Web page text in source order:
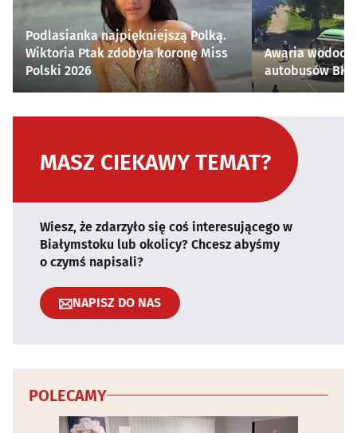
Podlasianka najpiękniejszą Polką.
Wiktoria Ptak zdobyła koronę Miss
Polski 2026
Awaria
autobusów
MASZ CIEKAWY TEMAT?
Wiesz, że zdarzyło się coś interesującego w
Białymstoku lub okolicy? Chcesz abyśmy
o czymś napisali?
NAPISZ DO NAS
POLECAMY